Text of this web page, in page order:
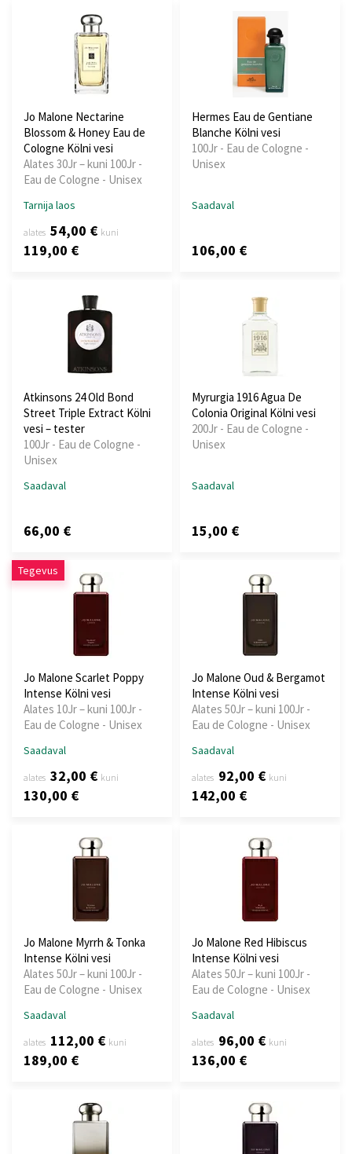
Jo Malone Nectarine
Blossom & Honey Eau de
Cologne Kölni vesi
Alates 30Jr – kuni 100Jr -
Eau de Cologne - Unisex
Tarnija laos
alates 54,00 € kuni
119,00 €
Hermes Eau de Gentiane
Blanche Kölni vesi
100Jr - Eau de Cologne -
Unisex
Saadaval
106,00 €
Atkinsons 24 Old Bond
Street Triple Extract Kölni
vesi – tester
100Jr - Eau de Cologne -
Unisex
Saadaval
66,00 €
Myrurgia 1916 Agua De
Colonia Original Kölni vesi
200Jr - Eau de Cologne -
Unisex
Saadaval
15,00 €
Tegevus
Jo Malone Scarlet Poppy
Intense Kölni vesi
Alates 10Jr – kuni 100Jr -
Eau de Cologne - Unisex
Saadaval
alates 32,00 € kuni
130,00 €
Jo Malone Oud & Bergamot
Intense Kölni vesi
Alates 50Jr – kuni 100Jr -
Eau de Cologne - Unisex
Saadaval
alates 92,00 € kuni
142,00 €
Jo Malone Myrrh & Tonka
Intense Kölni vesi
Alates 50Jr – kuni 100Jr -
Eau de Cologne - Unisex
Saadaval
alates 112,00 € kuni
189,00 €
Jo Malone Red Hibiscus
Intense Kölni vesi
Alates 50Jr – kuni 100Jr -
Eau de Cologne - Unisex
Saadaval
alates 96,00 € kuni
136,00 €